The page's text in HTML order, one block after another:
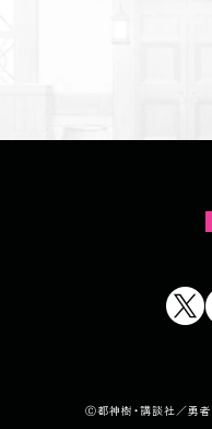
Ⓒ都神樹・講談社／勇